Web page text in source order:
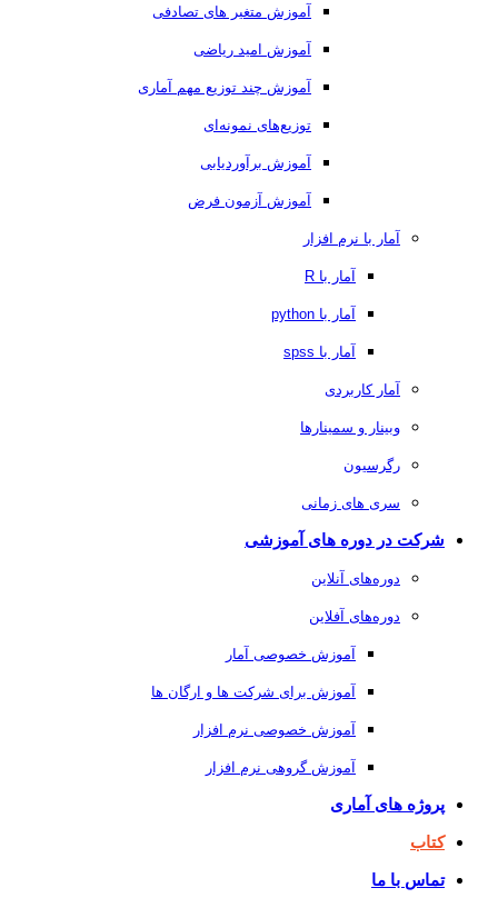
آموزش متغیر های تصادفی
آموزش امید ریاضی
آموزش چند توزیع مهم آماری
توزیع‌های نمونه‌ای
آموزش برآوردیابی
آموزش آزمون فرض
آمار با نرم افزار
آمار با R
آمار با python
آمار با spss
آمار کاربردی
وبینار و سمینارها
رگرسیون
سری های زمانی
شرکت در دوره های آموزشی
دوره‌های آنلاین
دوره‌های آفلاین
آموزش خصوصی آمار
آموزش برای شرکت ها و ارگان ها
آموزش خصوصی نرم افزار
آموزش گروهی نرم افزار
پروژه های آماری
کتاب
تماس با ما